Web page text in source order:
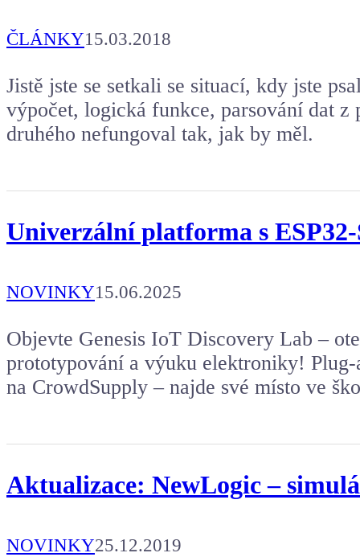
ČLÁNKY15.03.2018
Jistě jste se setkali se situací, kdy jste
výpočet, logická funkce, parsování dat
druhého nefungoval tak, jak by měl.
Univerzální platforma s
NOVINKY15.06.2025
Objevte Genesis IoT Discovery Lab –
prototypování a výuku elektroniky!
na CrowdSupply – najde své místo ve
Aktualizace: NewLogic –
NOVINKY25.12.2019